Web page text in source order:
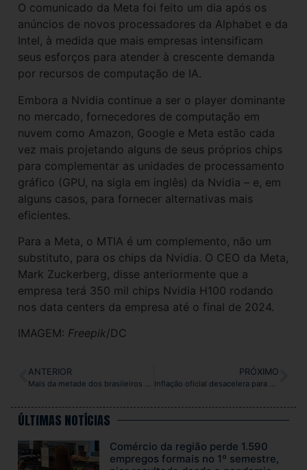
O comunicado da Meta foi feito um dia após os
anúncios de novos processadores da Alphabet e da
Intel, à medida que mais empresas intensificam
seus esforços para atender à crescente demanda
por recursos de computação de IA.
Embora a Nvidia continue a ser o player dominante
no mercado, fornecedores de computação em
nuvem como Amazon, Google e Meta estão cada
vez mais projetando alguns de seus próprios chips
para complementar as unidades de processamento
gráfico (GPU, na sigla em inglês) da Nvidia – e, em
alguns casos, para fornecer alternativas mais
eficientes.
Para a Meta, o MTIA é um complemento, não um
substituto, para os chips da Nvidia. O CEO da Meta,
Mark Zuckerberg, disse anteriormente que a
empresa terá 350 mil chips Nvidia H100 rodando
nos data centers da empresa até o final de 2024.
IMAGEM: Freepik/DC
ANTERIOR PRÓXIMO
ÚLTIMAS NOTÍCIAS
Comércio da região perde 1.590
empregos formais no 1º semestre,